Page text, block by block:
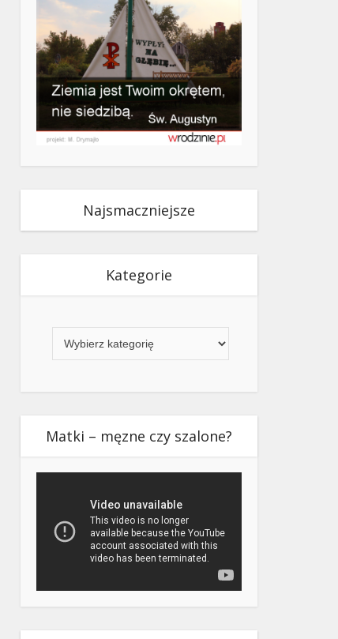
Najsmaczniejsze
Kategorie
Matki – męzne czy szalone?